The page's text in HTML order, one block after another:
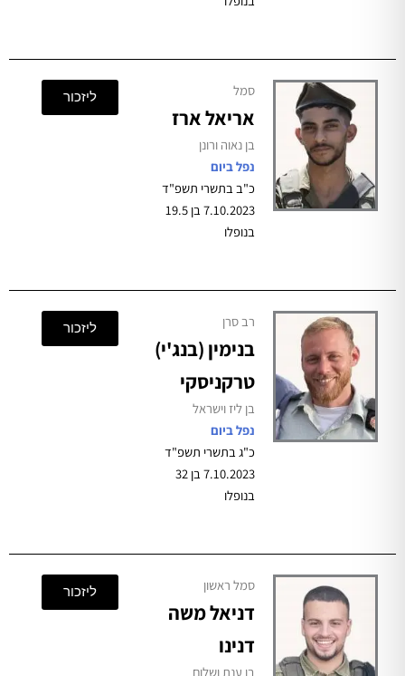
סמל
אריאל ארז
בן נאוה ורונן
נפל ביום
כ"ב בתשרי תשפ"ד
7.10.2023 בן 19.5
רב סרן
בנימין (בנג'י)
טרקניסקי
בן ליז וישראל
נפל ביום
כ"ג בתשרי תשפ"ד
7.10.2023 בן 32
סמל ראשון
דניאל משה
דנינו
בן ענת ושלום